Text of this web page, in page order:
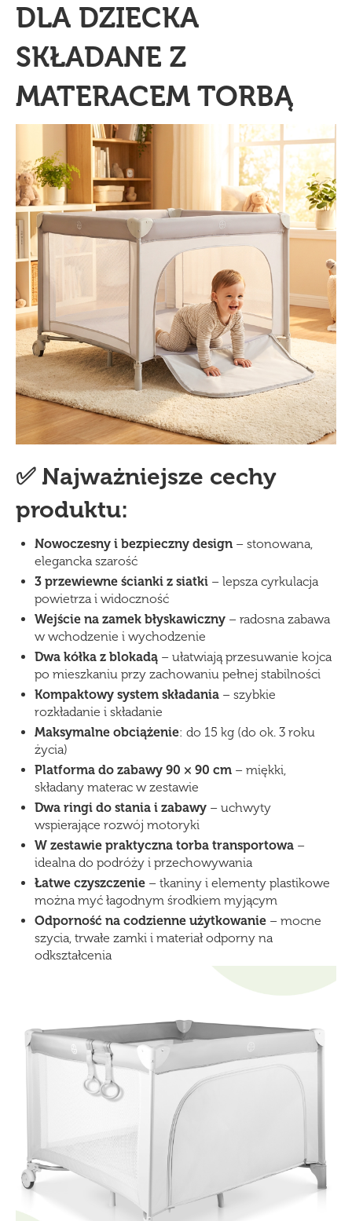
DLA DZIECKA
SKŁADANE Z
MATERACEM TORBĄ
✅ Najważniejsze cechy
produktu:
Nowoczesny i bezpieczny design – stonowana,
elegancka szarość
3 przewiewne ścianki z siatki – lepsza cyrkulacja
powietrza i widoczność
Wejście na zamek błyskawiczny – radosna zabawa
w wchodzenie i wychodzenie
Dwa kółka z blokadą – ułatwiają przesuwanie kojca
po mieszkaniu przy zachowaniu pełnej stabilności
Kompaktowy system składania – szybkie
rozkładanie i składanie
Maksymalne obciążenie: do 15 kg (do ok. 3 roku
życia)
Platforma do zabawy 90 × 90 cm – miękki,
składany materac w zestawie
Dwa ringi do stania i zabawy – uchwyty
wspierające rozwój motoryki
W zestawie praktyczna torba transportowa –
idealna do podróży i przechowywania
Łatwe czyszczenie – tkaniny i elementy plastikowe
można myć łagodnym środkiem myjącym
Odporność na codzienne użytkowanie – mocne
szycia, trwałe zamki i materiał odporny na
odkształcenia